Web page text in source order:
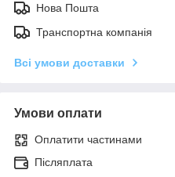
Нова Пошта
Транспортна компанія
Всі умови доставки
Умови оплати
Оплатити частинами
Післяплата